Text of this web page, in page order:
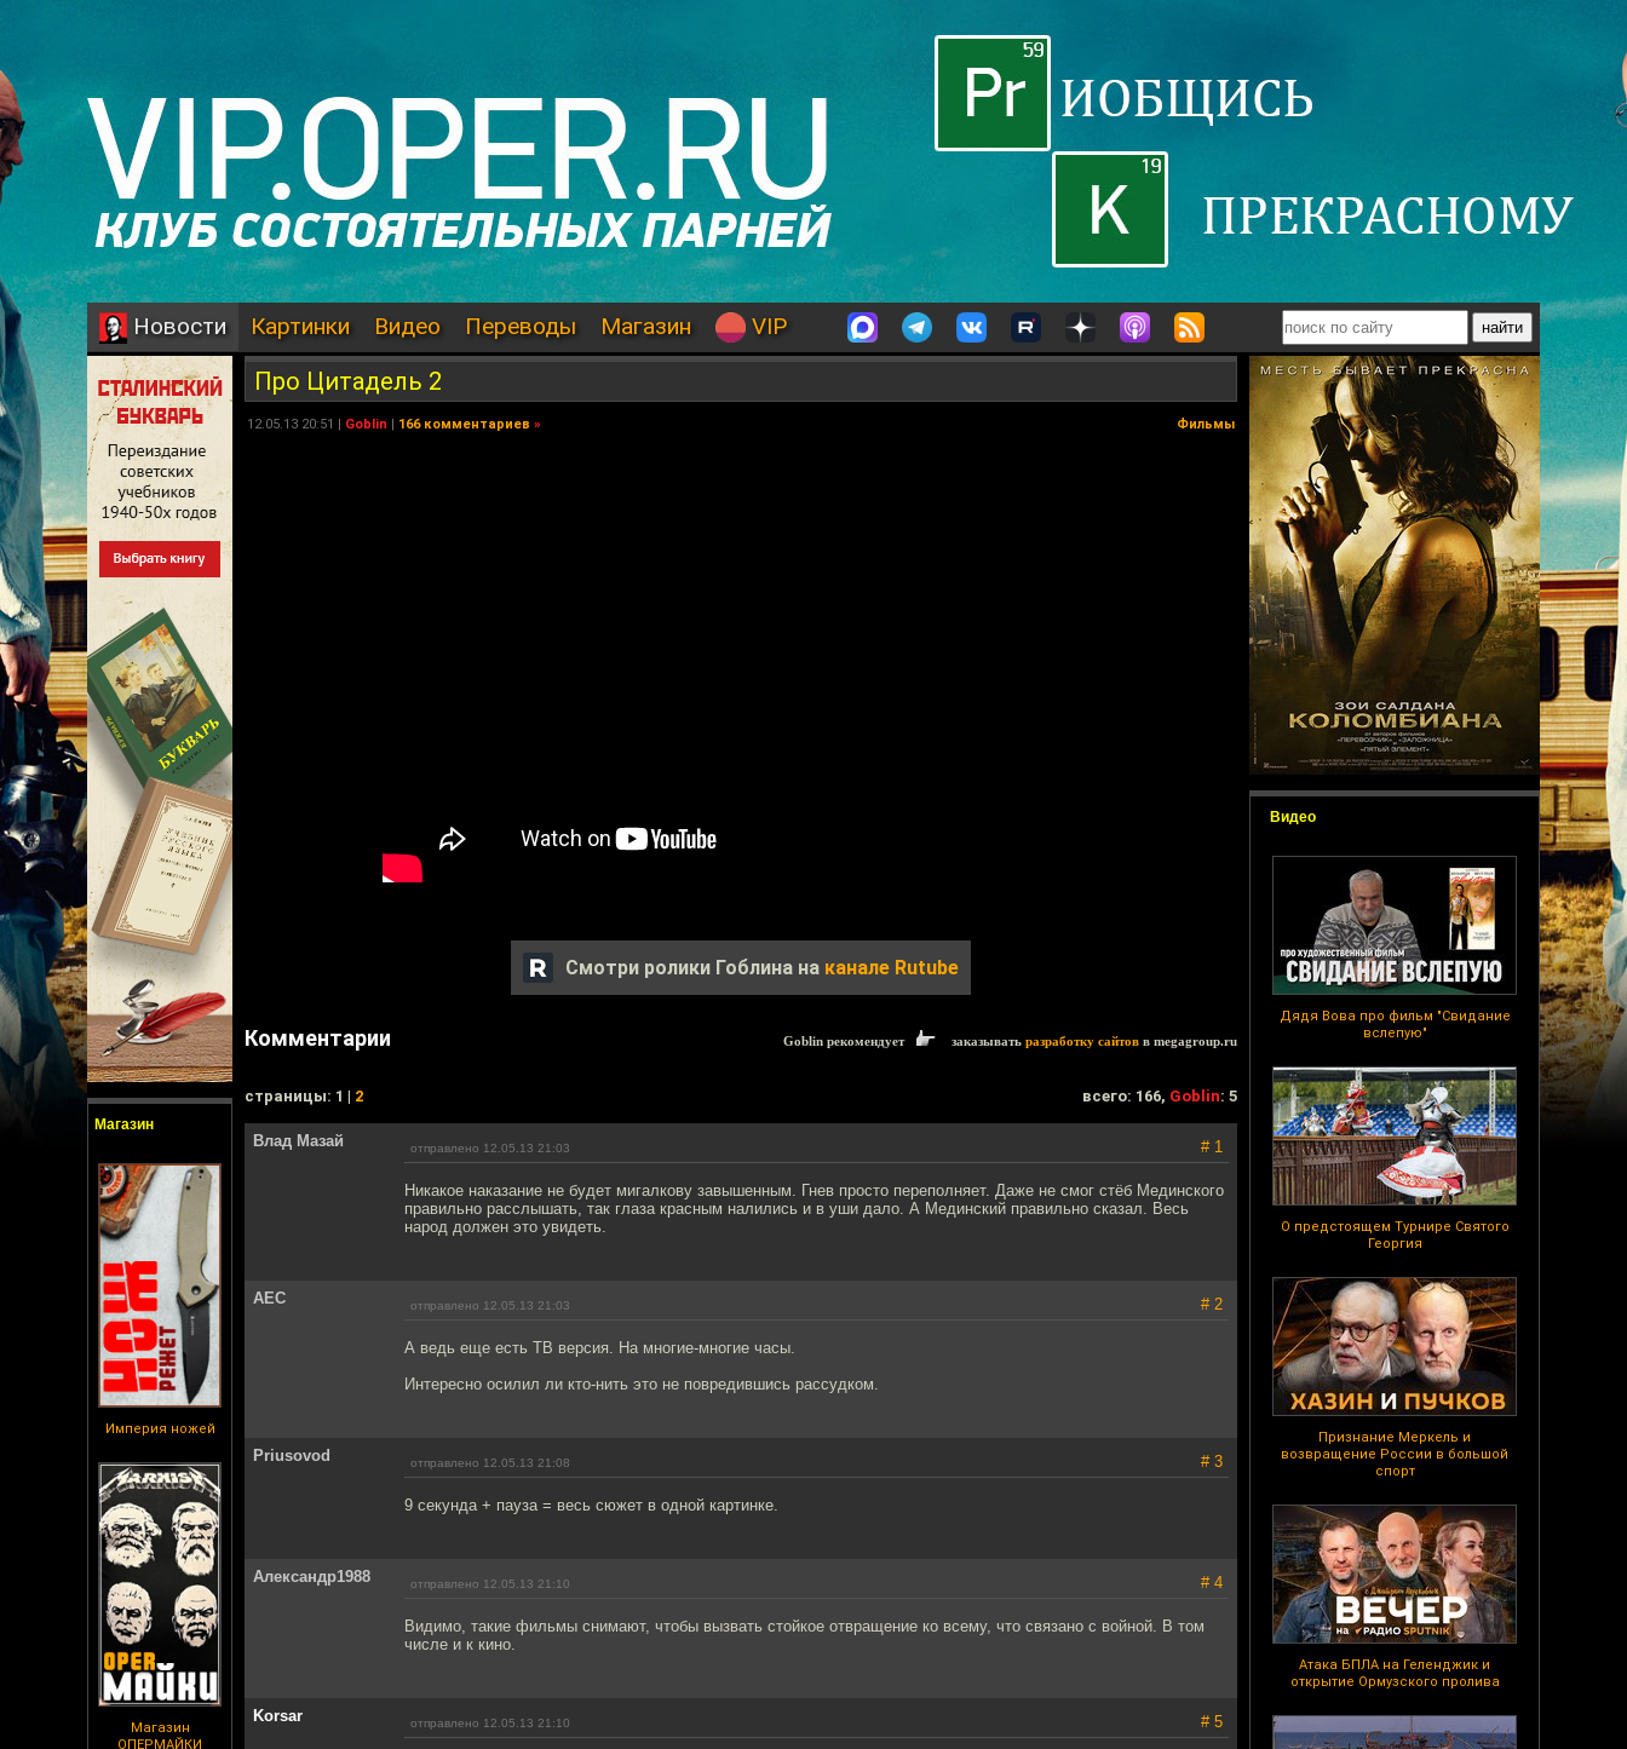
Новости Картинки Видео Переводы Магазин VIP
Магазин
Империя ножей
Магазин
ОПЕРМАЙКИ
Видео
Дядя Вова про фильм "Свидание
вслепую"
О предстоящем Турнире Святого
Георгия
Признание Меркель и
возвращение России в большой
спорт
Атака БПЛА на Геленджик и
открытие Ормузского пролива
Про Цитадель 2
12.05.13 20:51 | Goblin | 166 комментариев » Фильмы
Смотри ролики Гоблина на канале Rutube
Комментарии Goblin рекомендует заказывать разработку сайтов в megagroup.ru
cтраницы: 1 | 2 всего: 166, Goblin: 5
Влад Мазай отправлено 12.05.13 21:03 # 1
Никакое наказание не будет мигалкову завышенным. Гнев просто переполняет. Даже не смог стёб Мединского
правильно расслышать, так глаза красным налились и в уши дало. А Мединский правильно сказал. Весь
народ должен это увидеть.
АЕС отправлено 12.05.13 21:03 # 2
А ведь еще есть ТВ версия. На многие-многие часы.
Интересно осилил ли кто-нить это не повредившись рассудком.
Priusovod отправлено 12.05.13 21:08 # 3
9 секунда + пауза = весь сюжет в одной картинке.
Александр1988 отправлено 12.05.13 21:10 # 4
Видимо, такие фильмы снимают, чтобы вызвать стойкое отвращение ко всему, что связано с войной. В том
числе и к кино.
Korsar отправлено 12.05.13 21:10 # 5